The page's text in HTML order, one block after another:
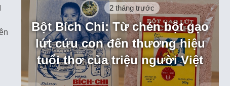
2 tháng trước
Bột Bích Chi: Từ chén bột gạo
lứt cứu con đến thương hiệu
tuổi thơ của triệu người Việt